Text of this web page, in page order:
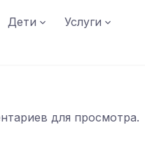
Дети
Услуги
для просмотра.